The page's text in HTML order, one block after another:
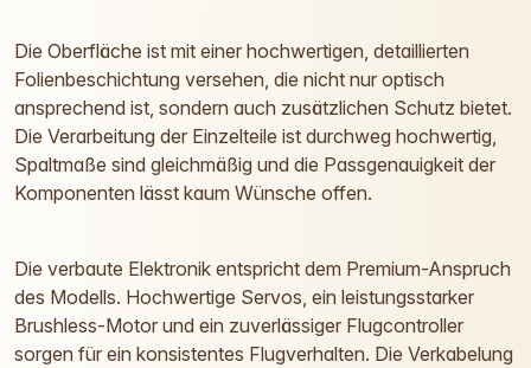
Die Oberfläche ist mit einer hochwertigen, detaillierten
Folienbeschichtung versehen, die nicht nur optisch
ansprechend ist, sondern auch zusätzlichen Schutz bietet.
Die Verarbeitung der Einzelteile ist durchweg hochwertig,
Spaltmaße sind gleichmäßig und die Passgenauigkeit der
Komponenten lässt kaum Wünsche offen.
Die verbaute Elektronik entspricht dem Premium-Anspruch
des Modells. Hochwertige Servos, ein leistungsstarker
Brushless-Motor und ein zuverlässiger Flugcontroller
sorgen für ein konsistentes Flugverhalten. Die Verkabelung